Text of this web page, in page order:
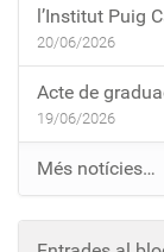
l’Institut Puig
20/06/2026
Acte de
19/06/2026
Més notícies…